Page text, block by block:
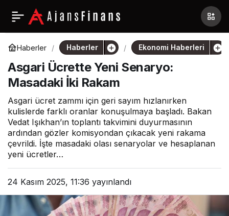
Haberler Haberler Ekonomi Haberleri
Asgari Ücrette Yeni Senaryo:
Masadaki İki Rakam
Asgari ücret zammı için geri sayım hızlanırken
kulislerde farklı oranlar konuşulmaya başladı. Bakan
Vedat Işıkhan’ın toplantı takvimini duyurmasının
ardından gözler komisyondan çıkacak yeni rakama
çevrildi. İşte masadaki olası senaryolar ve hesaplanan
yeni ücretler…
24 Kasım 2025, 11:36 yayınlandı